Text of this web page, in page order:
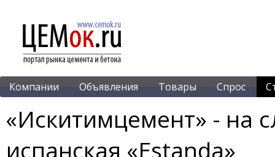
Компании Объявления Товары Спрос
«Искитимцемент» - на
испанская «Estanda»